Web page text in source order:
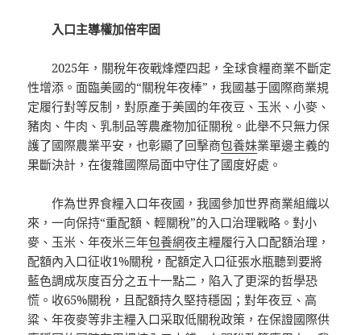
入口主導權加倍牢固
2025年，關稅年夜戰烽煙四起，全球食糧商業不斷定
性增添。面臨美國的“關稅年夜棒”，我國基于國際商業規
定履行對等反制，對原產于美國的年夜豆、玉米、小麥、
豬肉、牛肉、乳制品等農產物加征關稅。此舉不只無力保
護了國際農業平安，也彰顯了回擊商包養妹業單邊主義的
果斷決計，在復雜國際局面中守住了國度好處。
作為世界食糧入口年夜國，我國參加世界商業組織以
來，一向保持“重配額、輕關稅”的入口治理戰略。對小
麥、玉米、年夜米三年包養網夜主糧履行入口配額治理，
配額內入口征收1%關稅，配額定入口征張水瓶聽到要將
藍色調成灰度百分之五十一點二，陷入了更深的哲學恐
慌。收65%關稅，且配額持久堅持穩固；對年夜豆、高
粱、年夜麥等非主糧入口采取低關稅政策，在保證國際供